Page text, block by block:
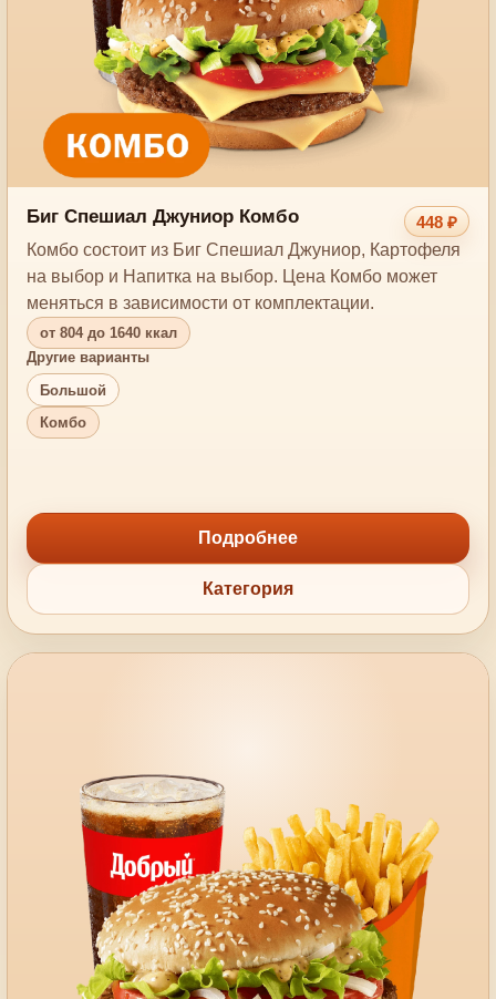
Биг Спешиал Джуниор Комбо
448 ₽
Комбо состоит из Биг Спешиал Джуниор, Картофеля
на выбор и Напитка на выбор. Цена Комбо может
меняться в зависимости от комплектации.
от 804 до 1640 ккал
Другие варианты
Большой
Комбо
Подробнее
Категория